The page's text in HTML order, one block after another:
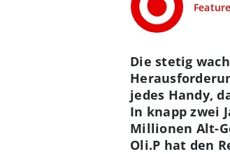
Die stetig
jedes Handy,
In knapp zwei
Millionen Alt-
Oli.P hat den